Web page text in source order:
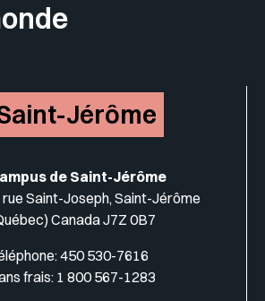
Jérôme
de Saint-Jérôme
rue Saint-Joseph, Saint-Jérôme
Canada J7Z 0B7
450 530-7616
frais:1 800 567-1283